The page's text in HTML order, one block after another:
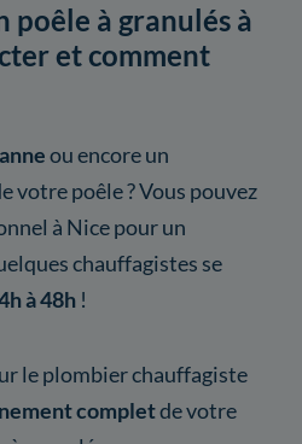
poêle à granulés à
et comment
ou encore un
votre poêle ? Vous pouvez
à Nice pour un
chauffagistes se
à 48h !
le plombier chauffagiste
completde votre